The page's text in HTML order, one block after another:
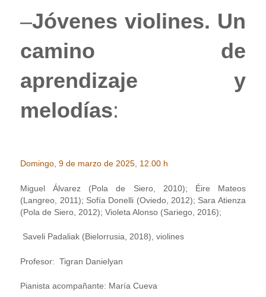
–Jóvenes violines. Un
camino de
aprendizaje y
melodías:
Domingo, 9 de marzo de 2025, 12.00 h
Miguel Álvarez (Pola de Siero, 2010); Éire Mateos
(Langreo, 2011); Sofía Donelli (Oviedo, 2012); Sara Atienza
(Pola de Siero, 2012); Violeta Alonso (Sariego, 2016);
Saveli Padaliak (Bielorrusia, 2018), violines
Profesor: Tigran Danielyan
Pianista acompañante: María Cueva